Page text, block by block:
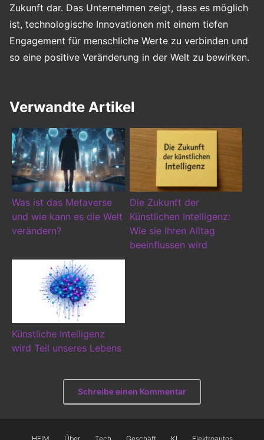
Zukunft dar. Das Unternehmen zeigt, dass es möglich
ist, technologische Innovationen mit einem tiefen
Engagement für menschliche Werte zu verbinden und
so eine positive Veränderung in der Welt zu bewirken.
Verwandte Artikel
Was ist das Metaverse
und wie kann es die Welt
verändern?
Die Zukunft der
Künstlichen Intelligenz:
Wie sie Ihren Alltag
beeinflussen wird
Künstliche Intelligenz
wird Teil unseres Lebens
Schreibe einen Kommentar